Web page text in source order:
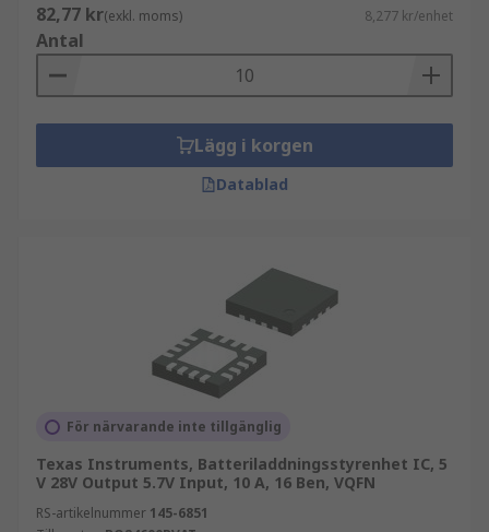
82,77 kr(exkl. moms) 8,277 kr/enhet
Antal
Lägg i korgen
Datablad
För närvarande inte tillgänglig
Texas Instruments, Batteriladdningsstyrenhet IC, 5
V 28V Output 5.7V Input, 10 A, 16 Ben, VQFN
RS-artikelnummer 145-6851